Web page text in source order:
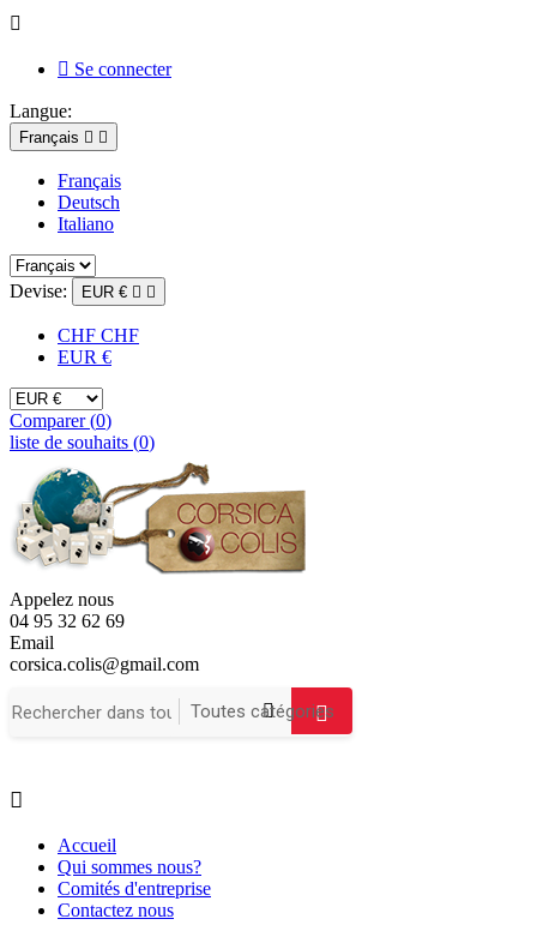

 Se connecter
Langue:
Français  
Français
Deutsch
Italiano
Devise: EUR €  
CHF CHF
EUR €
Comparer (0)
liste de souhaits (0)
Appelez nous
04 95 32 62 69
Email
corsica.colis@gmail.com

Accueil
Qui sommes nous?
Comités d'entreprise
Contactez nous